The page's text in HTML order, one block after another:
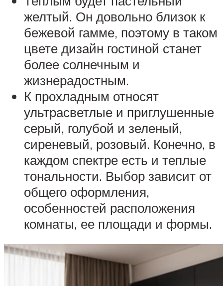
желтый. Он довольно близок к
бежевой гамме, поэтому в таком
цвете дизайн гостиной станет
более солнечным и
жизнерадостным.
К прохладным относят
ультрасветлые и приглушенные
серый, голубой и зеленый,
сиреневый, розовый. Конечно, в
каждом спектре есть и теплые
тональности. Выбор зависит от
общего оформления,
особенностей расположения
комнаты, ее площади и формы.